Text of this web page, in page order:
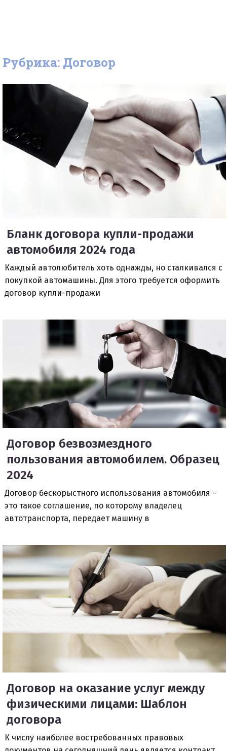
Рубрика: Договор
Бланк договора купли-продажи
автомобиля 2024 года
Каждый автолюбитель хоть однажды, но сталкивался с
покупкой автомашины. Для этого требуется оформить
договор купли-продажи
Договор безвозмездного
пользования автомобилем. Образец
2024
Договор бескорыстного использования автомобиля –
это такое соглашение, по которому владелец
автотранспорта, передает машину в
Договор на оказание услуг между
физическими лицами: Шаблон
договора
К числу наиболее востребованных правовых